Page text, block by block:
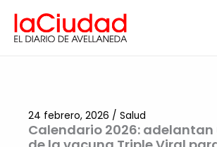
contenido
Calendario 2026: adelantan
24 febrero, 2026 / Salud